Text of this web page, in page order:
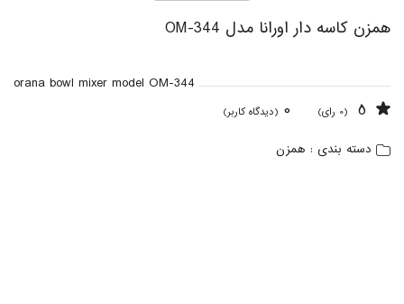
همزن کاسه دار اورانا مدل OM-344
orana bowl mixer model OM-344
(0 رای) 0 (دیدگاه کاربر)
دسته بندی : همزن